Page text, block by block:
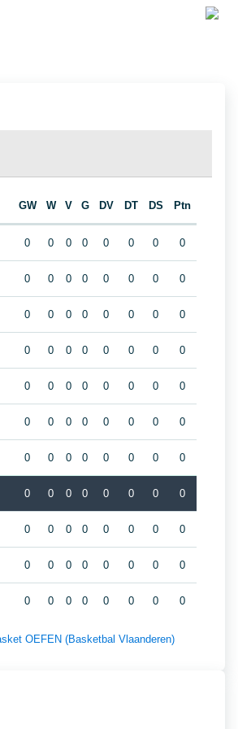
GW W V G DV DT DS Ptn
0 0 0 0 0 0 0 0
0 0 0 0 0 0 0 0
0 0 0 0 0 0 0 0
0 0 0 0 0 0 0 0
0 0 0 0 0 0 0 0
0 0 0 0 0 0 0 0
0 0 0 0 0 0 0 0
0 0 0 0 0 0 0 0
0 0 0 0 0 0 0 0
0 0 0 0 0 0 0 0
0 0 0 0 0 0 0 0
OEFEN (Basketbal Vlaanderen)